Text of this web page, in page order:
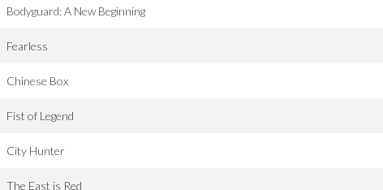
Bodyguard: A New Beginning
Fearless
Chinese Box
Fist of Legend
City Hunter
The East is Red